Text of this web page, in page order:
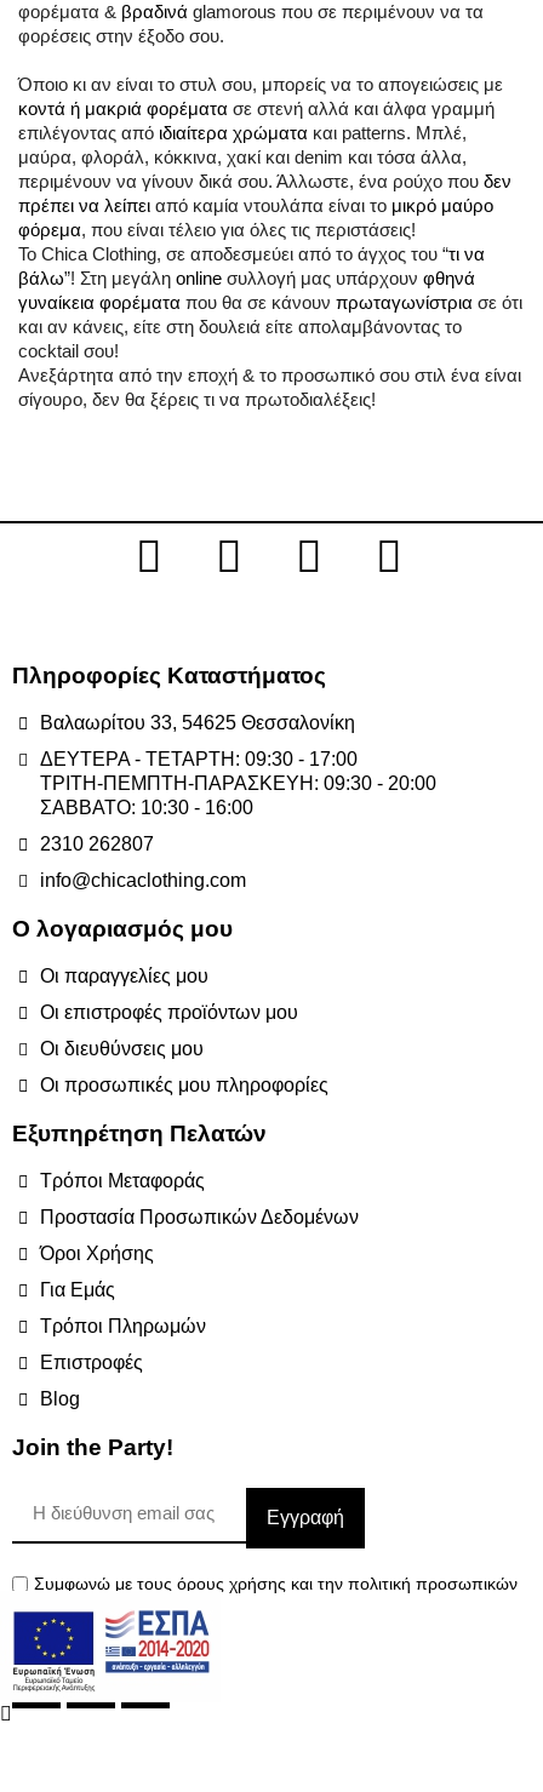
φορέματα & βραδινά glamorous που σε περιμένουν να τα
φορέσεις στην έξοδο σου.
Όποιο κι αν είναι το στυλ σου, μπορείς να το απογειώσεις με
κοντά ή μακριά φορέματα σε στενή αλλά και άλφα γραμμή
επιλέγοντας από ιδιαίτερα χρώματα και patterns. Μπλέ,
μαύρα, φλοράλ, κόκκινα, χακί και denim και τόσα άλλα,
περιμένουν να γίνουν δικά σου. Άλλωστε, ένα ρούχο που δεν
πρέπει να λείπει από καμία ντουλάπα είναι το μικρό μαύρο
φόρεμα, που είναι τέλειο για όλες τις περιστάσεις!
Το Chica Clothing, σε αποδεσμεύει από το άγχος του “τι να
βάλω”! Στη μεγάλη online συλλογή μας υπάρχουν φθηνά
γυναίκεια φορέματα που θα σε κάνουν πρωταγωνίστρια σε ότι
και αν κάνεις, είτε στη δουλειά είτε απολαμβάνοντας το
cocktail σου!
Ανεξάρτητα από την εποχή & το προσωπικό σου στιλ ένα είναι
σίγουρο, δεν θα ξέρεις τι να πρωτοδιαλέξεις!
Πληροφορίες Καταστήματος
Βαλαωρίτου 33, 54625 Θεσσαλονίκη
ΔΕΥΤΕΡΑ - ΤΕΤΑΡΤΗ: 09:30 - 17:00
ΤΡΙΤΗ-ΠΕΜΠΤΗ-ΠΑΡΑΣΚΕΥΗ: 09:30 - 20:00
ΣΑΒΒΑΤΟ: 10:30 - 16:00
2310 262807
info@chicaclothing.com
Ο λογαριασμός μου
Οι παραγγελίες μου
Οι επιστροφές προϊόντων μου
Οι διευθύνσεις μου
Οι προσωπικές μου πληροφορίες
Εξυπηρέτηση Πελατών
Τρόποι Μεταφοράς
Προστασία Προσωπικών Δεδομένων
Όροι Χρήσης
Για Εμάς
Τρόποι Πληρωμών
Επιστροφές
Blog
Join the Party!
Εγγραφή
Συμφωνώ με τους όρους χρήσης και την πολιτική προσωπικών
δεδομένων